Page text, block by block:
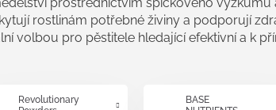
rostlinám potřebné živiny a podporují
volbou pro pěstitele hledající efektivní a k
Revolutionary
BASE